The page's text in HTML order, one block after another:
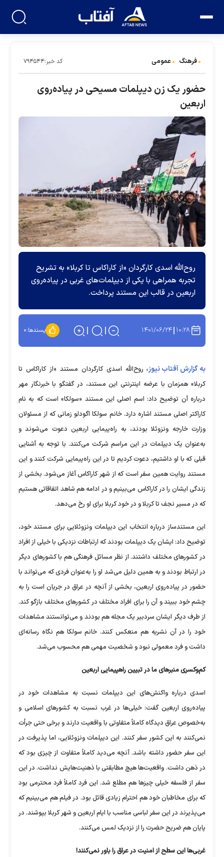
فرهنگ عمومی کد خبر:۷۹۴۵۴۴
حضور یک زن دیپلمات مسیحی در پیاده‌روی
اربعین
روح‌الله اسدی کارگردان «از کاراکاس تا کربلا» به تشریح
تجربه همراهی با یکی از دیپلمات‌های غربی در پیاده‌روی
اربعین در قالب این مستند پرداخت.
۱۰:۲۸ ۱۴۰۱/۰۶/۲۴ پسندها:۰
به گزارش آفتاب نیوز، روح‌الله اسدی کارگردان مستند «از کاراکاس تا
کربلا» همزمان با عرضه اینترنتی این مستند، در گفتگو با خبرنگار مهر
درباره آن توضیح داد: اسم اصلی این مستند «سولکا» است که به نام
کاراکتر اصلی مستند اشاره دارد. خانم سولکا اگودلو زمانی که از مسئولان
وزارت خارجه ونزوئلا بودند، به راه‌پیمایی اربعین دعوت می‌شوند و
به‌عنوان یک دیپلمات در این مراسم شرکت می‌کنند. با توجه به آشنایی
قبلی که با او داشتیم، دعوت کردیم تا در این راه‌پیمایی شرکت کنند و این
مستند روایت همین سفر است که از شهر کاراکاس آغاز می‌شود. بخشی از
زندگی ایشان را در کاراکاس می‌بینیم و در ادامه هم شاهد اتفاقاتی هستیم
که در مسیر نجف تا کربلا و در خود کربلا برای او رخ می‌دهد.
این مستندساز درباره انتخاب این دیپلمات ونزوئلایی برای مستند خود،
توضیح داد: ایشان یک دیپلمات بودند که ارتباطات نزدیکی با خیلی از افراد
در کشور‌های مختلف داشتند. از نظر مسائل فرهنگی هم با کشور‌های دیگر
در ارتباط بودند و به همین دلیل می‌شد او را به‌عنوان فردی که می‌تواند با
حضور در پیاده‌روی اربعین، بخشی از آنچه در عراق در جریان است را به
چشم خود ببیند و آن را برای افراد مختلف در کشور‌های مختلف بازگو کند.
از طرف دیگر ایشان سردبیر یک مجله هم بودند و می‌توانستند مشاهدات
خود را در آن نشریه هم منعکس کنند. خانم سولکا هم نگاه رسانه‌ای
داشت و فرد معمولی نبود و شخصیت مهمی هم محسوب می‌شد.
کم‌وکسری منبر‌های ما در تبیین راهپیمایی اربعین
اسدی درباره واکنش‌های این دیپلمات نسبت به مشاهدات خود در
پیاده‌روی اربعین گفت: خیلی‌ها در غرب نسبت به کشور‌های اسلامی و
به‌خصوص عراق دیدگاه کاملاً متفاوتی با واقعیت دارند و برخی حتی جرأت
نمی‌کنند به این کشور سفر کنند. این دیپلمات ونزوئلایی، اما پذیرفت در
این سفر حضور داشته باشد. آنچه می‌دید کاملاً متفاوت از چیزی بود که
در ذهن داشت. واقعیت‌ها هیچ مطابقتی با ذهنیت‌هایش نداشت. در این
سفر از فلسفه خیلی چیز‌ها هم مطلع شد. این فرد کاملاً فرد محترمی بود
که برای مخاطبان خود هم احترام زیادی قائل بود. در فیلم هم می‌بینیم که
می‌پذیرند در این سفر لباسی مناسب با ایام اربعین و شهر کربلا بپوشند. در
پایان هم ضریح حضرت را از نزدیک لمس می‌کنند.
غربی‌ها این سطح از امنیت در عراق را باور نمی‌کنند!